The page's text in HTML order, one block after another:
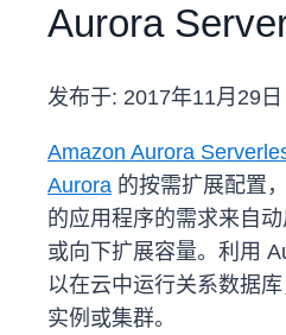
Aurora
发布于: 2017年11月29日
Amazon Aurora
Aurora 的按需扩展配置
的应用程序的需求来自
或向下扩展容量。利用
以在云中运行关系数据
实例或集群。